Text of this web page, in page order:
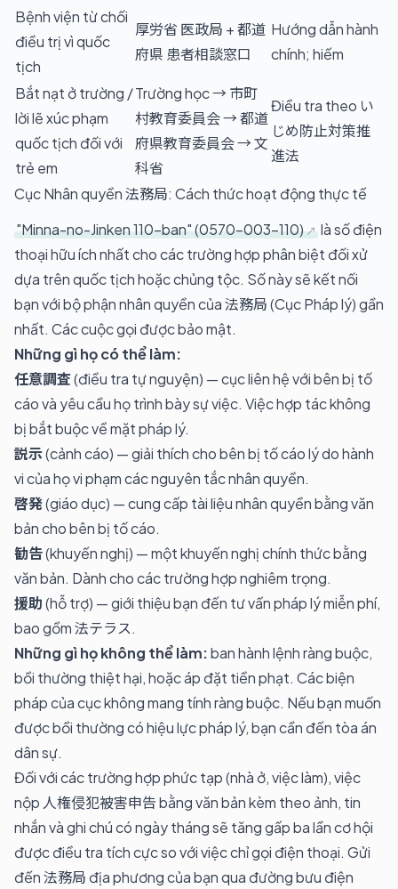
Bệnh viện từ chối
điều trị vì quốc
tịch
厚労省 医政局 + 都道
府県 患者相談窓口
Hướng dẫn hành
chính; hiếm
Bắt nạt ở trường /
lời lẽ xúc phạm
quốc tịch đối với
trẻ em
Trường học → 市町
村教育委員会 → 都道
府県教育委員会 → 文
科省
Điều tra theo い
じめ防止対策推
進法
Cục Nhân quyền 法務局: Cách thức hoạt động thực tế
"Minna-no-Jinken 110-ban" (0570-003-110)
là số điện
thoại hữu ích nhất cho các trường hợp phân biệt đối xử
dựa trên quốc tịch hoặc chủng tộc. Số này sẽ kết nối
bạn với bộ phận nhân quyền của 法務局 (Cục Pháp lý) gần
nhất. Các cuộc gọi được bảo mật.
Những gì họ có thể làm:
任意調査(điều tra tự nguyện) — cục liên hệ với bên bị tố
cáo và yêu cầu họ trình bày sự việc. Việc hợp tác không
bị bắt buộc về mặt pháp lý.
説示(cảnh cáo) — giải thích cho bên bị tố cáo lý do hành
vi của họ vi phạm các nguyên tắc nhân quyền.
啓発(giáo dục) — cung cấp tài liệu nhân quyền bằng văn
bản cho bên bị tố cáo.
勧告(khuyến nghị) — một khuyến nghị chính thức bằng
văn bản. Dành cho các trường hợp nghiêm trọng.
援助(hỗ trợ) — giới thiệu bạn đến tư vấn pháp lý miễn phí,
bao gồm 法テラス.
Những gì họ không thể làm:ban hành lệnh ràng buộc,
bồi thường thiệt hại, hoặc áp đặt tiền phạt. Các biện
pháp của cục không mang tính ràng buộc. Nếu bạn muốn
được bồi thường có hiệu lực pháp lý, bạn cần đến tòa án
dân sự.
Đối với các trường hợp phức tạp (nhà ở, việc làm), việc
nộp 人権侵犯被害申告 bằng văn bản kèm theo ảnh, tin
nhắn và ghi chú có ngày tháng sẽ tăng gấp ba lần cơ hội
được điều tra tích cực so với việc chỉ gọi điện thoại. Gửi
đến 法務局 địa phương của bạn qua đường bưu điện